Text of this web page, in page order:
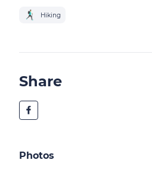
Hiking
Share
Photos